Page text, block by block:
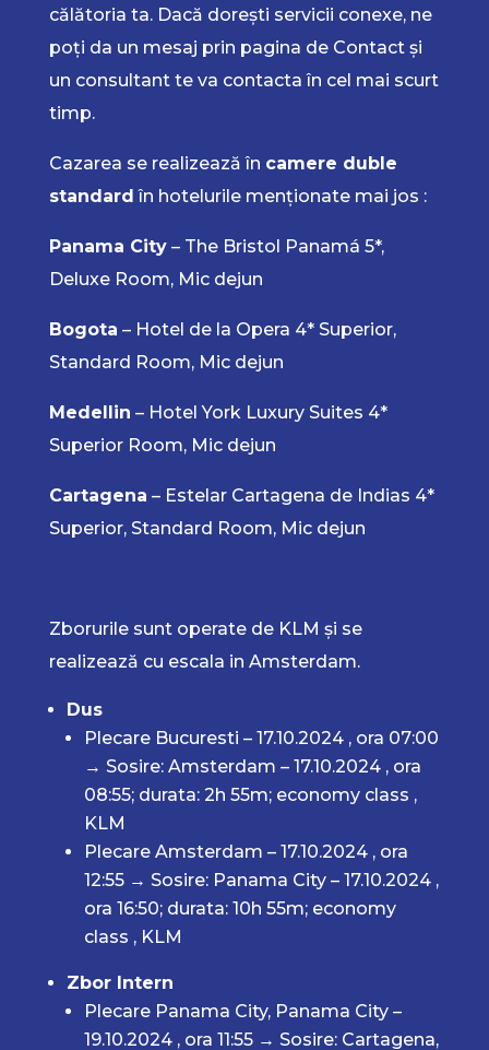
călătoria ta. Dacă dorești servicii conexe, ne
poți da un mesaj prin pagina de Contact și
un consultant te va contacta în cel mai scurt
timp.
Cazarea se realizează în camere duble
standard în hotelurile menționate mai jos :
Panama City– The Bristol Panamá 5*,
Deluxe Room, Mic dejun
Bogota – Hotel de la Opera 4* Superior,
Standard Room, Mic dejun
Medellin – Hotel York Luxury Suites 4*
Superior Room, Mic dejun
Cartagena – Estelar Cartagena de Indias 4*
Superior, Standard Room, Mic dejun
Zborurile sunt operate de KLM și se
realizează cu escala in Amsterdam.
Dus
Plecare Bucuresti – 17.10.2024 , ora 07:00
→ Sosire: Amsterdam – 17.10.2024 , ora
08:55; durata: 2h 55m; economy class ,
KLM
Plecare Amsterdam – 17.10.2024 , ora
12:55 → Sosire: Panama City – 17.10.2024 ,
ora 16:50; durata: 10h 55m; economy
class , KLM
Zbor Intern
Plecare Panama City, Panama City –
19.10.2024 , ora 11:55 → Sosire: Cartagena,